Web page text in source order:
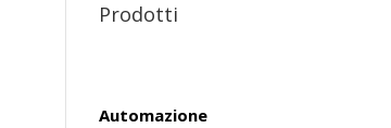
Prodotti
Automazione